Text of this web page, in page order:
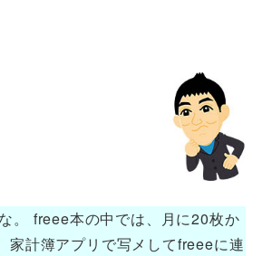
。 freee本の中では、月に20枚か
家計簿アプリで写メしてfreeeに連